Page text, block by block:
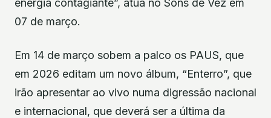
energia contagiante”, atua no Sons de Vez em
07 de março.
Em 14 de março sobem a palco os PAUS, que
em 2026 editam um novo álbum, “Enterro”, que
irão apresentar ao vivo numa digressão nacional
e internacional, que deverá ser a última da